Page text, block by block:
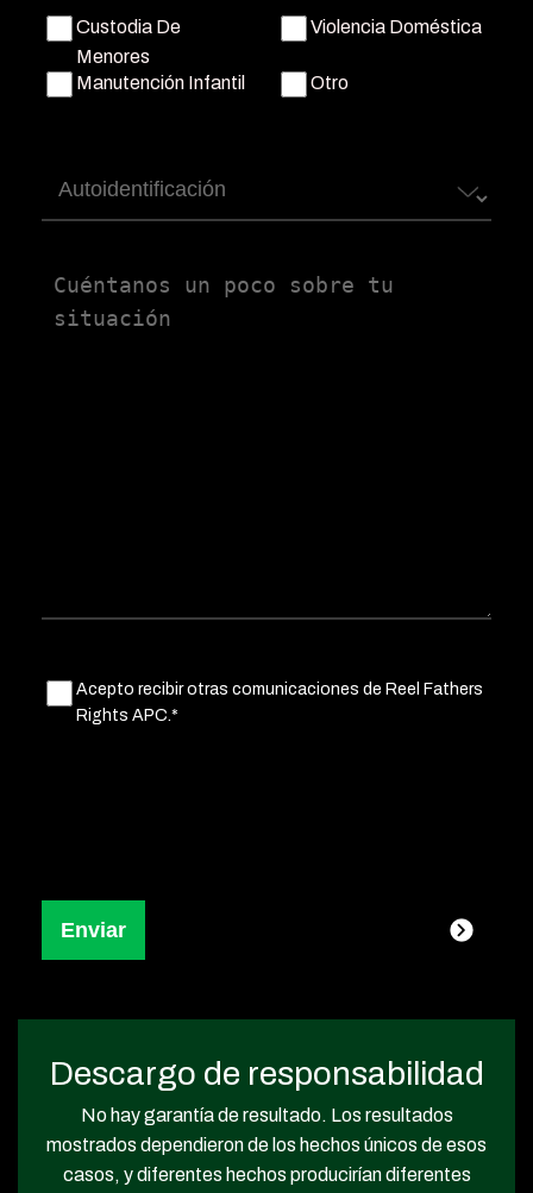
Custodia De
Menores
Violencia Doméstica
Manutención Infantil Otro
Autoidentificación
Untitled
Untitled(Obligatorio)
Acepto recibir otras comunicaciones de Reel Fathers
Rights APC.*
Descargo de responsabilidad
No hay garantía de resultado. Los resultados
mostrados dependieron de los hechos únicos de esos
casos, y diferentes hechos producirían diferentes